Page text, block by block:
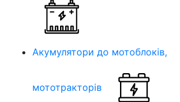
Акумулятори до мотоблоків,
мототракторів